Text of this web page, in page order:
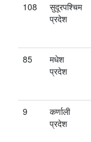
108
सुदूरपश्चिम
प्रदेश
85
मधेश
प्रदेश
9
कर्णाली
प्रदेश